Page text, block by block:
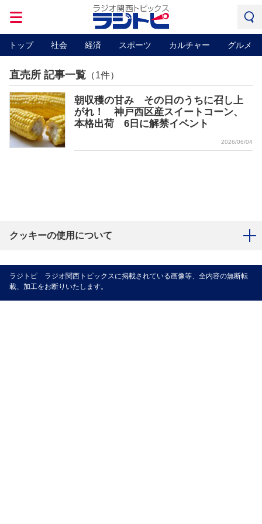
トップ 社会 経済 スポーツ カルチャー グルメ
直売所 記事一覧 （1件）
朝収穫の甘み その日のうちに召し上
がれ！ 神戸西区産スイートコーン、
本格出荷 6日に解禁イベント
2026/06/04
クッキーの使用について
ラジトピ ラジオ関西トピックスに掲載されている画像等、全内容の無断転
載、加工をお断りいたします。